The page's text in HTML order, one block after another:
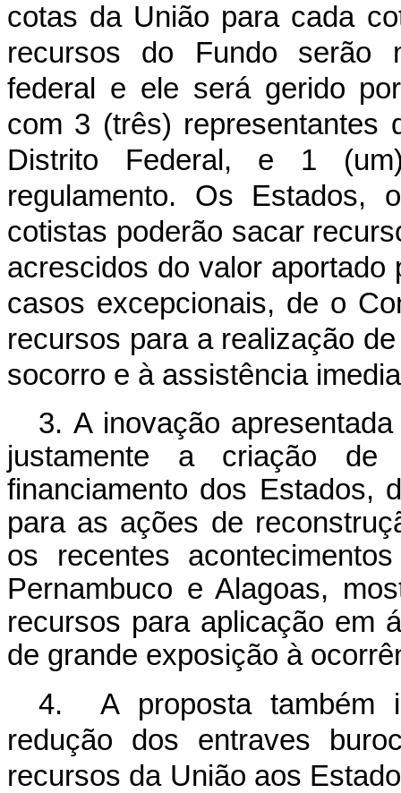
cotas da União para cada
recursos do Fundo serão
federal e ele será gerido
com 3 (três) representantes
Distrito Federal, e 1
regulamento. Os Estados,
cotistas poderão sacar
acrescidos do valor aportado
casos excepcionais, de o
recursos para a realização
socorro e à assistência
3. A inovação
justamente a criação de
financiamento dos Estados,
para as ações de
os recentes
Pernambuco e Alagoas,
recursos para aplicação em
de grande exposição à
4. A proposta também
redução dos entraves
recursos da União aos